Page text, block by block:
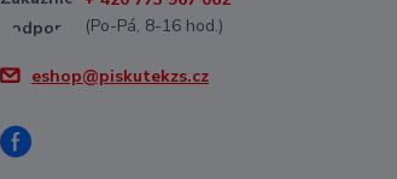
(Po-Pá, 8-16 hod.)
eshop@piskutekzs.cz